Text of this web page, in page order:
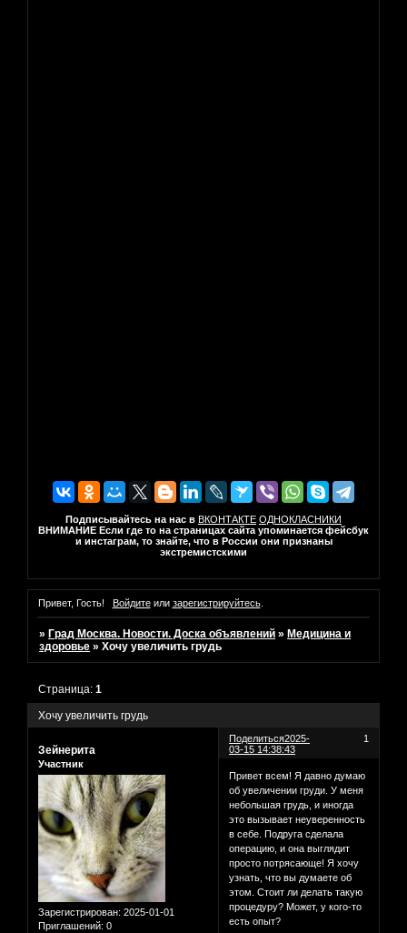
Подписывайтесь на нас в ВКОНТАКТЕ ОДНОКЛАСНИКИ
ВНИМАНИЕ Если где то на страницах сайта упоминается фейсбук
и инстаграм, то знайте, что в России они признаны
экстремистскими
Привет, Гость! Войдитеили зарегистрируйтесь.
» Град Москва. Новости. Доска объявлений » Медицина и
здоровье »Хочу увеличить грудь
Хочу увеличить грудь
Страница:1
Поделиться 1
2025-
03-15 14:38:43
Зейнерита
Участник
Зарегистрирован: 2025-01-01
Приглашений: 0
Привет всем! Я давно думаю
об увеличении груди. У меня
небольшая грудь, и иногда
это вызывает неуверенность
в себе. Подруга сделала
операцию, и она выглядит
просто потрясающе! Я хочу
узнать, что вы думаете об
этом. Стоит ли делать такую
процедуру? Может, у кого-то
есть опыт?